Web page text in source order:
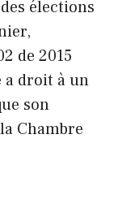
élections
de 2015
a droit à un
son
Chambre